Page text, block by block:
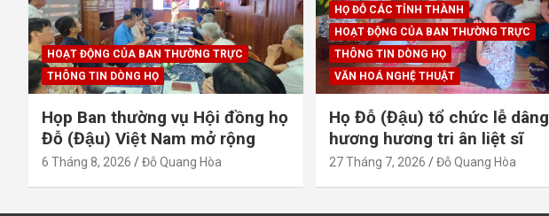
HOẠT ĐỘNG CỦA BAN THƯỜNG TRỰC
THÔNG TIN DÒNG HỌ
Họp Ban thường vụ Hội đồng họ
Đỗ (Đậu) Việt Nam mở rộng
6 Tháng 8, 2026 Đỗ Quang Hòa
HỌ ĐỖ CÁC TỈNH THÀNH
HOẠT ĐỘNG CỦA BAN THƯỜNG TRỰC
THÔNG TIN DÒNG HỌ
VĂN HOÁ NGHỆ THUẬT
Họ Đỗ (Đậu) tổ chức lễ dâng
hương hương tri ân liệt sĩ
27 Tháng 7, 2026 Đỗ Quang Hòa